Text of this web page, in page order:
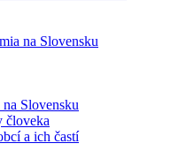
na Slovensku
Slovensku
človeka
a ich častí